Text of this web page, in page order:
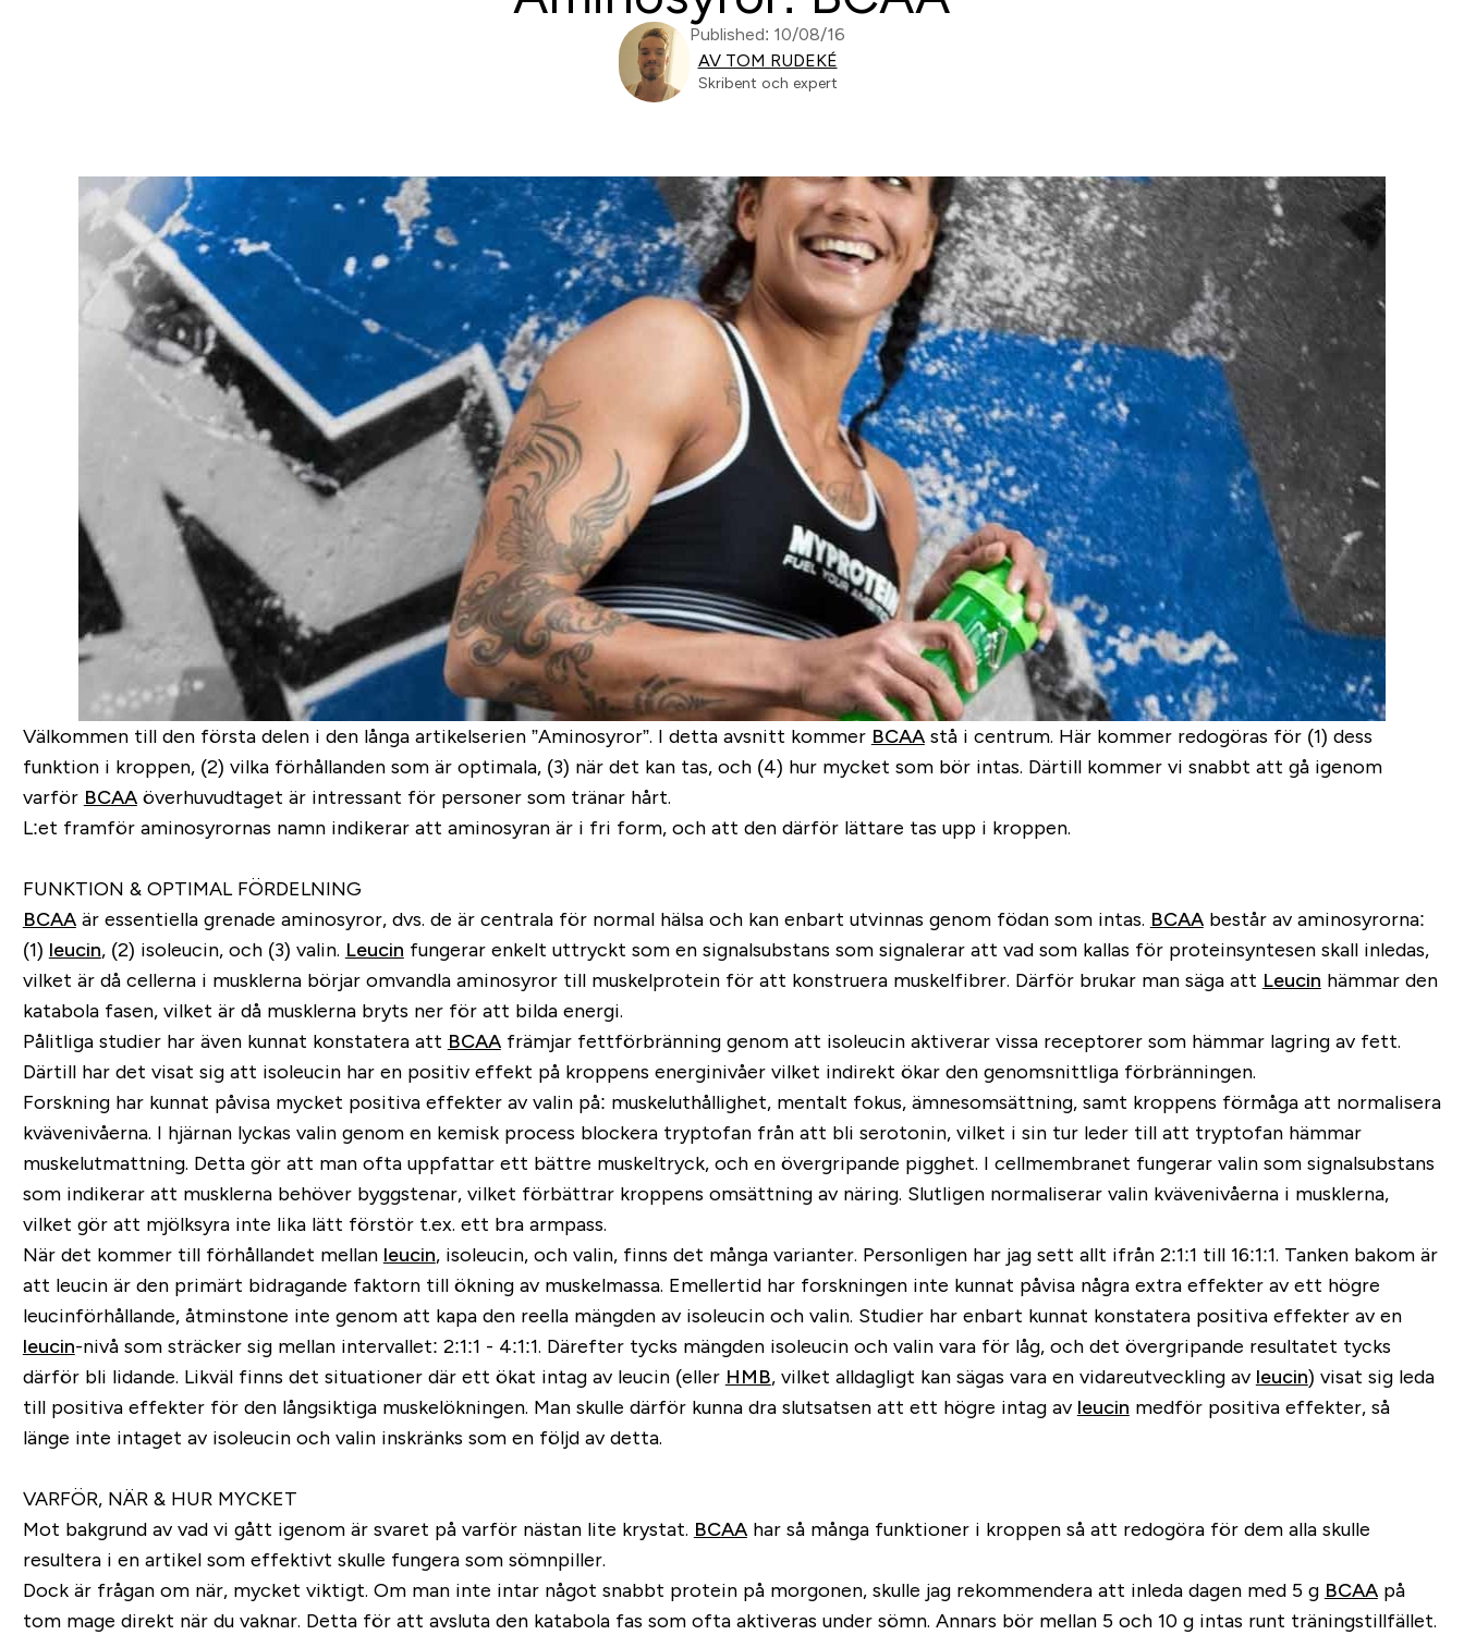
Published: 10/08/16
AV TOM RUDEKÉ
Skribent och expert
Välkommen till den första delen i den långa artikelserien ”Aminosyror”. I detta avsnitt kommer BCAAstå i centrum. Här kommer redogöras för (1) dess
funktion i kroppen, (2) vilka förhållanden som är optimala, (3) när det kan tas, och (4) hur mycket som bör intas. Därtill kommer vi snabbt att gå igenom
varför BCAAöverhuvudtaget är intressant för personer som tränar hårt.
L:et framför aminosyrornas namn indikerar att aminosyran är i fri form, och att den därför lättare tas upp i kroppen.
FUNKTION & OPTIMAL FÖRDELNING
BCAAär essentiella grenade aminosyror, dvs. de är centrala för normal hälsa och kan enbart utvinnas genom födan som intas. BCAAbestår av aminosyrorna:
(1) leucin, (2) isoleucin, och (3) valin. Leucin fungerar enkelt uttryckt som en signalsubstans som signalerar att vad som kallas för proteinsyntesen skall inledas,
vilket är då cellerna i musklerna börjar omvandla aminosyror till muskelprotein för att konstruera muskelfibrer. Därför brukar man säga att Leucin hämmar den
katabola fasen, vilket är då musklerna bryts ner för att bilda energi.
Pålitliga studier har även kunnat konstatera att BCAAfrämjar fettförbränning genom att isoleucin aktiverar vissa receptorer som hämmar lagring av fett.
Därtill har det visat sig att isoleucin har en positiv effekt på kroppens energinivåer vilket indirekt ökar den genomsnittliga förbränningen.
Forskning har kunnat påvisa mycket positiva effekter av valin på: muskeluthållighet, mentalt fokus, ämnesomsättning, samt kroppens förmåga att normalisera
kvävenivåerna. I hjärnan lyckas valin genom en kemisk process blockera tryptofan från att bli serotonin, vilket i sin tur leder till att tryptofan hämmar
muskelutmattning. Detta gör att man ofta uppfattar ett bättre muskeltryck, och en övergripande pigghet. I cellmembranet fungerar valin som signalsubstans
som indikerar att musklerna behöver byggstenar, vilket förbättrar kroppens omsättning av näring. Slutligen normaliserar valin kvävenivåerna i musklerna,
vilket gör att mjölksyra inte lika lätt förstör t.ex. ett bra armpass.
När det kommer till förhållandet mellan leucin, isoleucin, och valin, finns det många varianter. Personligen har jag sett allt ifrån 2:1:1 till 16:1:1. Tanken bakom är
att leucin är den primärt bidragande faktorn till ökning av muskelmassa. Emellertid har forskningen inte kunnat påvisa några extra effekter av ett högre
leucinförhållande, åtminstone inte genom att kapa den reella mängden av isoleucin och valin. Studier har enbart kunnat konstatera positiva effekter av en
leucin-nivå som sträcker sig mellan intervallet: 2:1:1 - 4:1:1. Därefter tycks mängden isoleucin och valin vara för låg, och det övergripande resultatet tycks
därför bli lidande. Likväl finns det situationer där ett ökat intag av leucin (eller HMB, vilket alldagligt kan sägas vara en vidareutveckling av leucin) visat sig leda
till positiva effekter för den långsiktiga muskelökningen. Man skulle därför kunna dra slutsatsen att ett högre intag av leucin medför positiva effekter, så
länge inte intaget av isoleucin och valin inskränks som en följd av detta.
VARFÖR, NÄR & HUR MYCKET
Mot bakgrund av vad vi gått igenom är svaret på varför nästan lite krystat. BCAAhar så många funktioner i kroppen så att redogöra för dem alla skulle
resultera i en artikel som effektivt skulle fungera som sömnpiller.
Dock är frågan om när, mycket viktigt. Om man inte intar något snabbt protein på morgonen, skulle jag rekommendera att inleda dagen med 5 g BCAApå
tom mage direkt när du vaknar. Detta för att avsluta den katabola fas som ofta aktiveras under sömn. Annars bör mellan 5 och 10 g intas runt träningstillfället.